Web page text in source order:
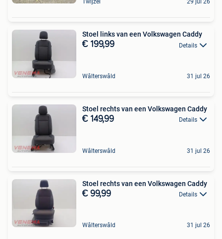
Twijzel 29 jul 26
Stoel links van een Volkswagen Caddy
€ 199,99 Details
Wâlterswâld 31 jul 26
Stoel rechts van een Volkswagen Caddy
€ 149,99 Details
Wâlterswâld 31 jul 26
Stoel rechts van een Volkswagen Caddy
€ 99,99 Details
Wâlterswâld 31 jul 26